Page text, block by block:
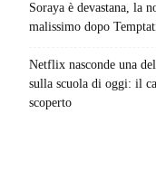
Soraya è devastana, la
malissimo dopo
Netflix nasconde una
sulla scuola di oggi: il
scoperto